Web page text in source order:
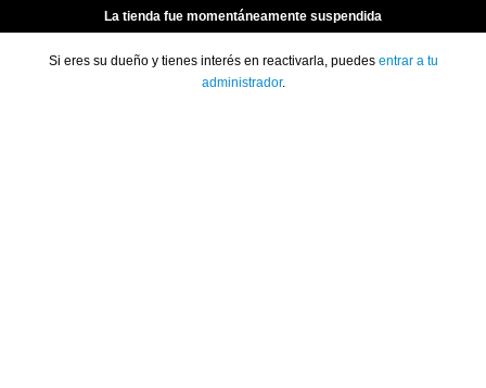
La tienda fue momentáneamente suspendida
Si eres su dueño y tienes interés en reactivarla, puedes entrar a tu
administrador.